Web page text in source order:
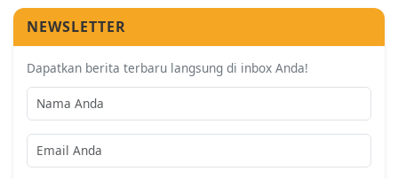
NEWSLETTER
Dapatkan berita terbaru langsung di inbox Anda!